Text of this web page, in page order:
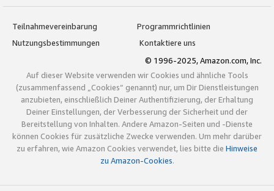
Teilnahmevereinbarung
Programmrichtlinien
Nutzungsbestimmungen
Kontaktiere uns
© 1996-2025, Amazon.com, Inc.
Auf dieser Website verwenden wir Cookies und ähnliche Tools
(zusammenfassend „Cookies“ genannt) nur, um Dir Dienstleistungen
anzubieten, einschließlich Deiner Authentifizierung, der Erhaltung
Deiner Einstellungen, der Verbesserung der Sicherheit und der
Bereitstellung von Inhalten. Andere Amazon-Seiten und -Dienste
können Cookies für zusätzliche Zwecke verwenden. Um mehr darüber
zu erfahren, wie Amazon Cookies verwendet, lies bitte die Hinweise
zu Amazon-Cookies.